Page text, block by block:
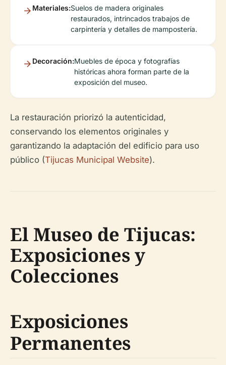
Materiales:Suelos de madera originales
restaurados, intrincados trabajos de
carpintería y detalles de mampostería.
Decoración:Muebles de época y fotografías
históricas ahora forman parte de la
exposición del museo.
La restauración priorizó la autenticidad,
conservando los elementos originales y
garantizando la adaptación del edificio para uso
público (Tijucas Municipal Website).
El Museo de Tijucas:
Exposiciones y
Colecciones
Exposiciones
Permanentes